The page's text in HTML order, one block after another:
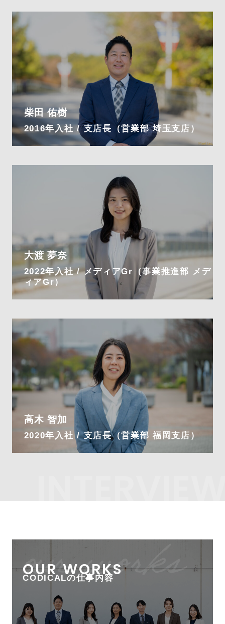
柴田 佑樹
2016年入社 / 支店長（営業部 埼玉支店）
大渡 夢奈
2022年入社 / メディアGr（事業推進部 メデ
ィアGr）
高木 智加
2020年入社 / 支店長（営業部 福岡支店）
OUR WORKS
CODICALの仕事内容